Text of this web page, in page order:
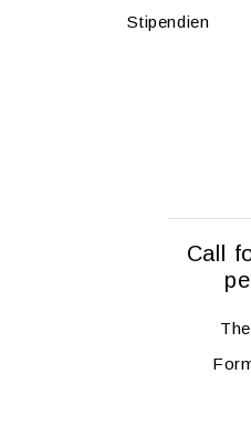
Sti­pen­di­en
Call